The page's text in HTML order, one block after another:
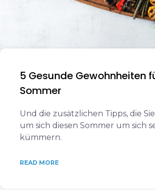
5 Gesunde Gewohnheiten
Sommer
Und die zusätzlichen Tipps, die
um sich diesen Sommer um sich
kümmern.
READ MORE